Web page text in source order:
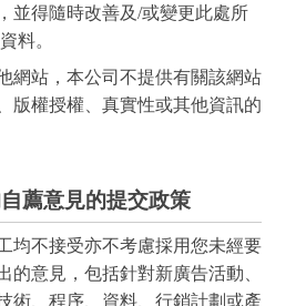
並得隨時改善及/或變更此處所
料。
網站，本公司不提供有關該網站
版權授權、真實性或其他資訊的
薦意見的提交政策
均不接受亦不考慮採用您未經要
的意見，包括針對新廣告活動、
術、程序、資料、行銷計劃或產